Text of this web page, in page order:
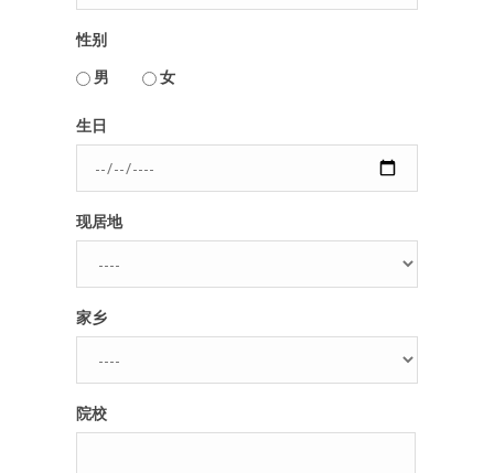
用户名或Email
记住我的登录状态
没帐号？注册一个
人脉圈
信息圈
品牌的力量
性别
男
女
生日
现居地
家乡
院校